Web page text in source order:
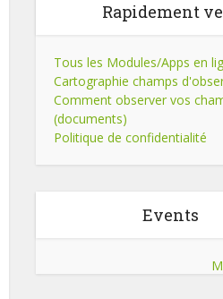
Rapidement
Tous les Modules/Apps en
Cartographie champs
Comment observer vos
(documents)
Politique de confidentialité
Events